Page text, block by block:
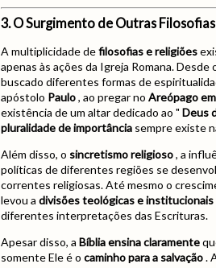
3. O Surgimento de Outras
A multiplicidade defilosofias e religiões
apenas às ações da Igreja Romana.
buscado diferentes formas de
apóstolo Paulo, ao pregar no Areópago
existência de um altar dedicado ao " Deus
pluralidade de importância sempre existe
Além disso, o sincretismo religioso, a
políticas de diferentes regiões se
correntes religiosas. Até mesmo o
levou a divisões teológicas e institucionais
diferentes interpretações das Escrituras.
Apesar disso, a Bíblia ensina claramente
somente Ele é o caminho para a salvação.